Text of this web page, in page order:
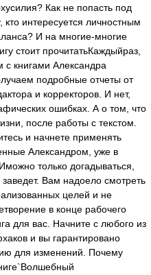
Как не попасть под
интересуется личностным
И на многие-многие
стоит прочитатьКаждыйраз,
с книгами Александра
подробные отчеты от
и корректоров. И нет,
ошибках. А о том, что
после работы с текстом.
и начнете применять
Александром, уже в
только догадываться,
заведет. Вам надоело смотреть
целей и не
в конце рабочего
для вас. Начните с любого из
и вы гарантировано
для изменений. Почему